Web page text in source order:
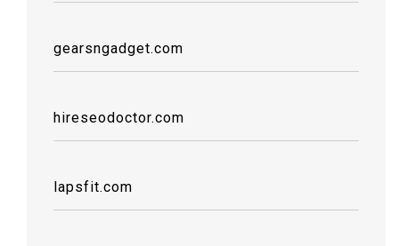
gearsngadget.com
hireseodoctor.com
lapsfit.com